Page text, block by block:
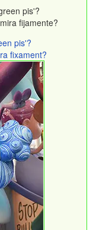
pis'?
fijamente?
pis'?
fixament?